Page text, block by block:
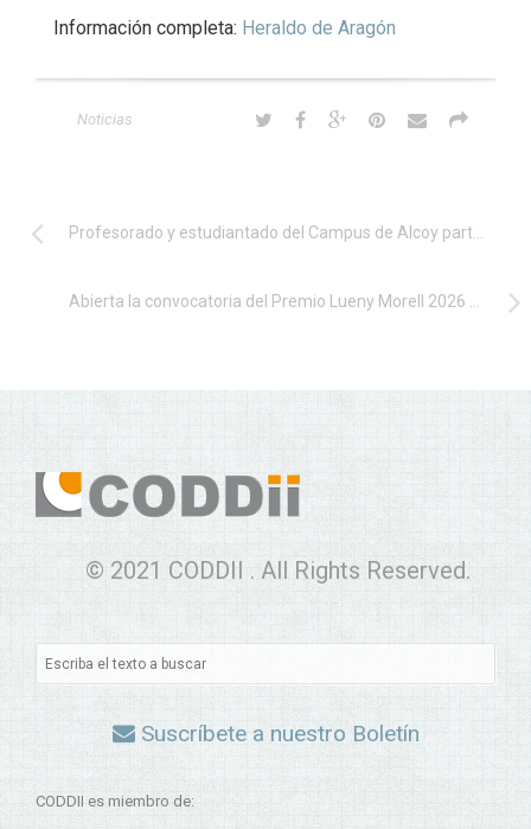
Información completa: Heraldo de Aragón
Noticias
© 2021 CODDII . All Rights Reserved.
Suscríbete a nuestro Boletín
CODDII es miembro de: